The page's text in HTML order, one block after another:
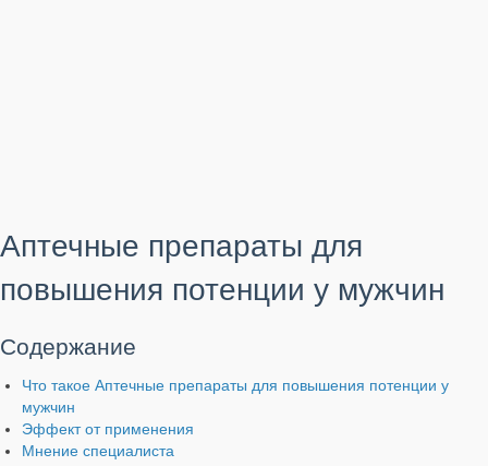
Аптечные препараты для
повышения потенции у мужчин
Содержание
Что такое Аптечные препараты для повышения потенции у
мужчин
Эффект от применения
Мнение специалиста